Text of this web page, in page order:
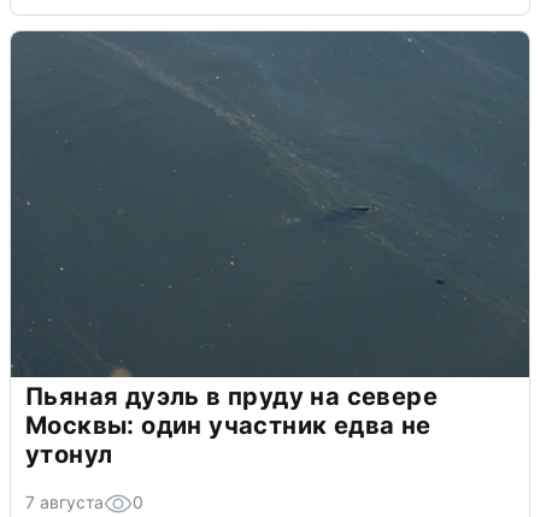
Пьяная дуэль в пруду на севере
Москвы: один участник едва не
утонул
7 августа 0